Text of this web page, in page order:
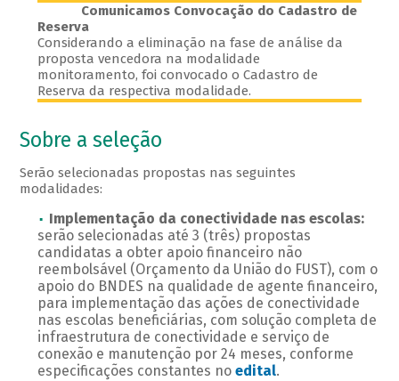
Comunicamos Convocação do Cadastro de
Reserva
Considerando a eliminação na fase de análise da
proposta vencedora na modalidade
monitoramento, foi convocado o Cadastro de
Reserva da respectiva modalidade.
Sobre a seleção
Serão selecionadas propostas nas seguintes
modalidades:
Implementação da conectividade nas escolas:
serão selecionadas até 3 (três) propostas
candidatas a obter apoio financeiro não
reembolsável (Orçamento da União do FUST), com o
apoio do BNDES na qualidade de agente financeiro,
para implementação das ações de conectividade
nas escolas beneficiárias, com solução completa de
infraestrutura de conectividade e serviço de
conexão e manutenção por 24 meses, conforme
especificações constantes no edital.